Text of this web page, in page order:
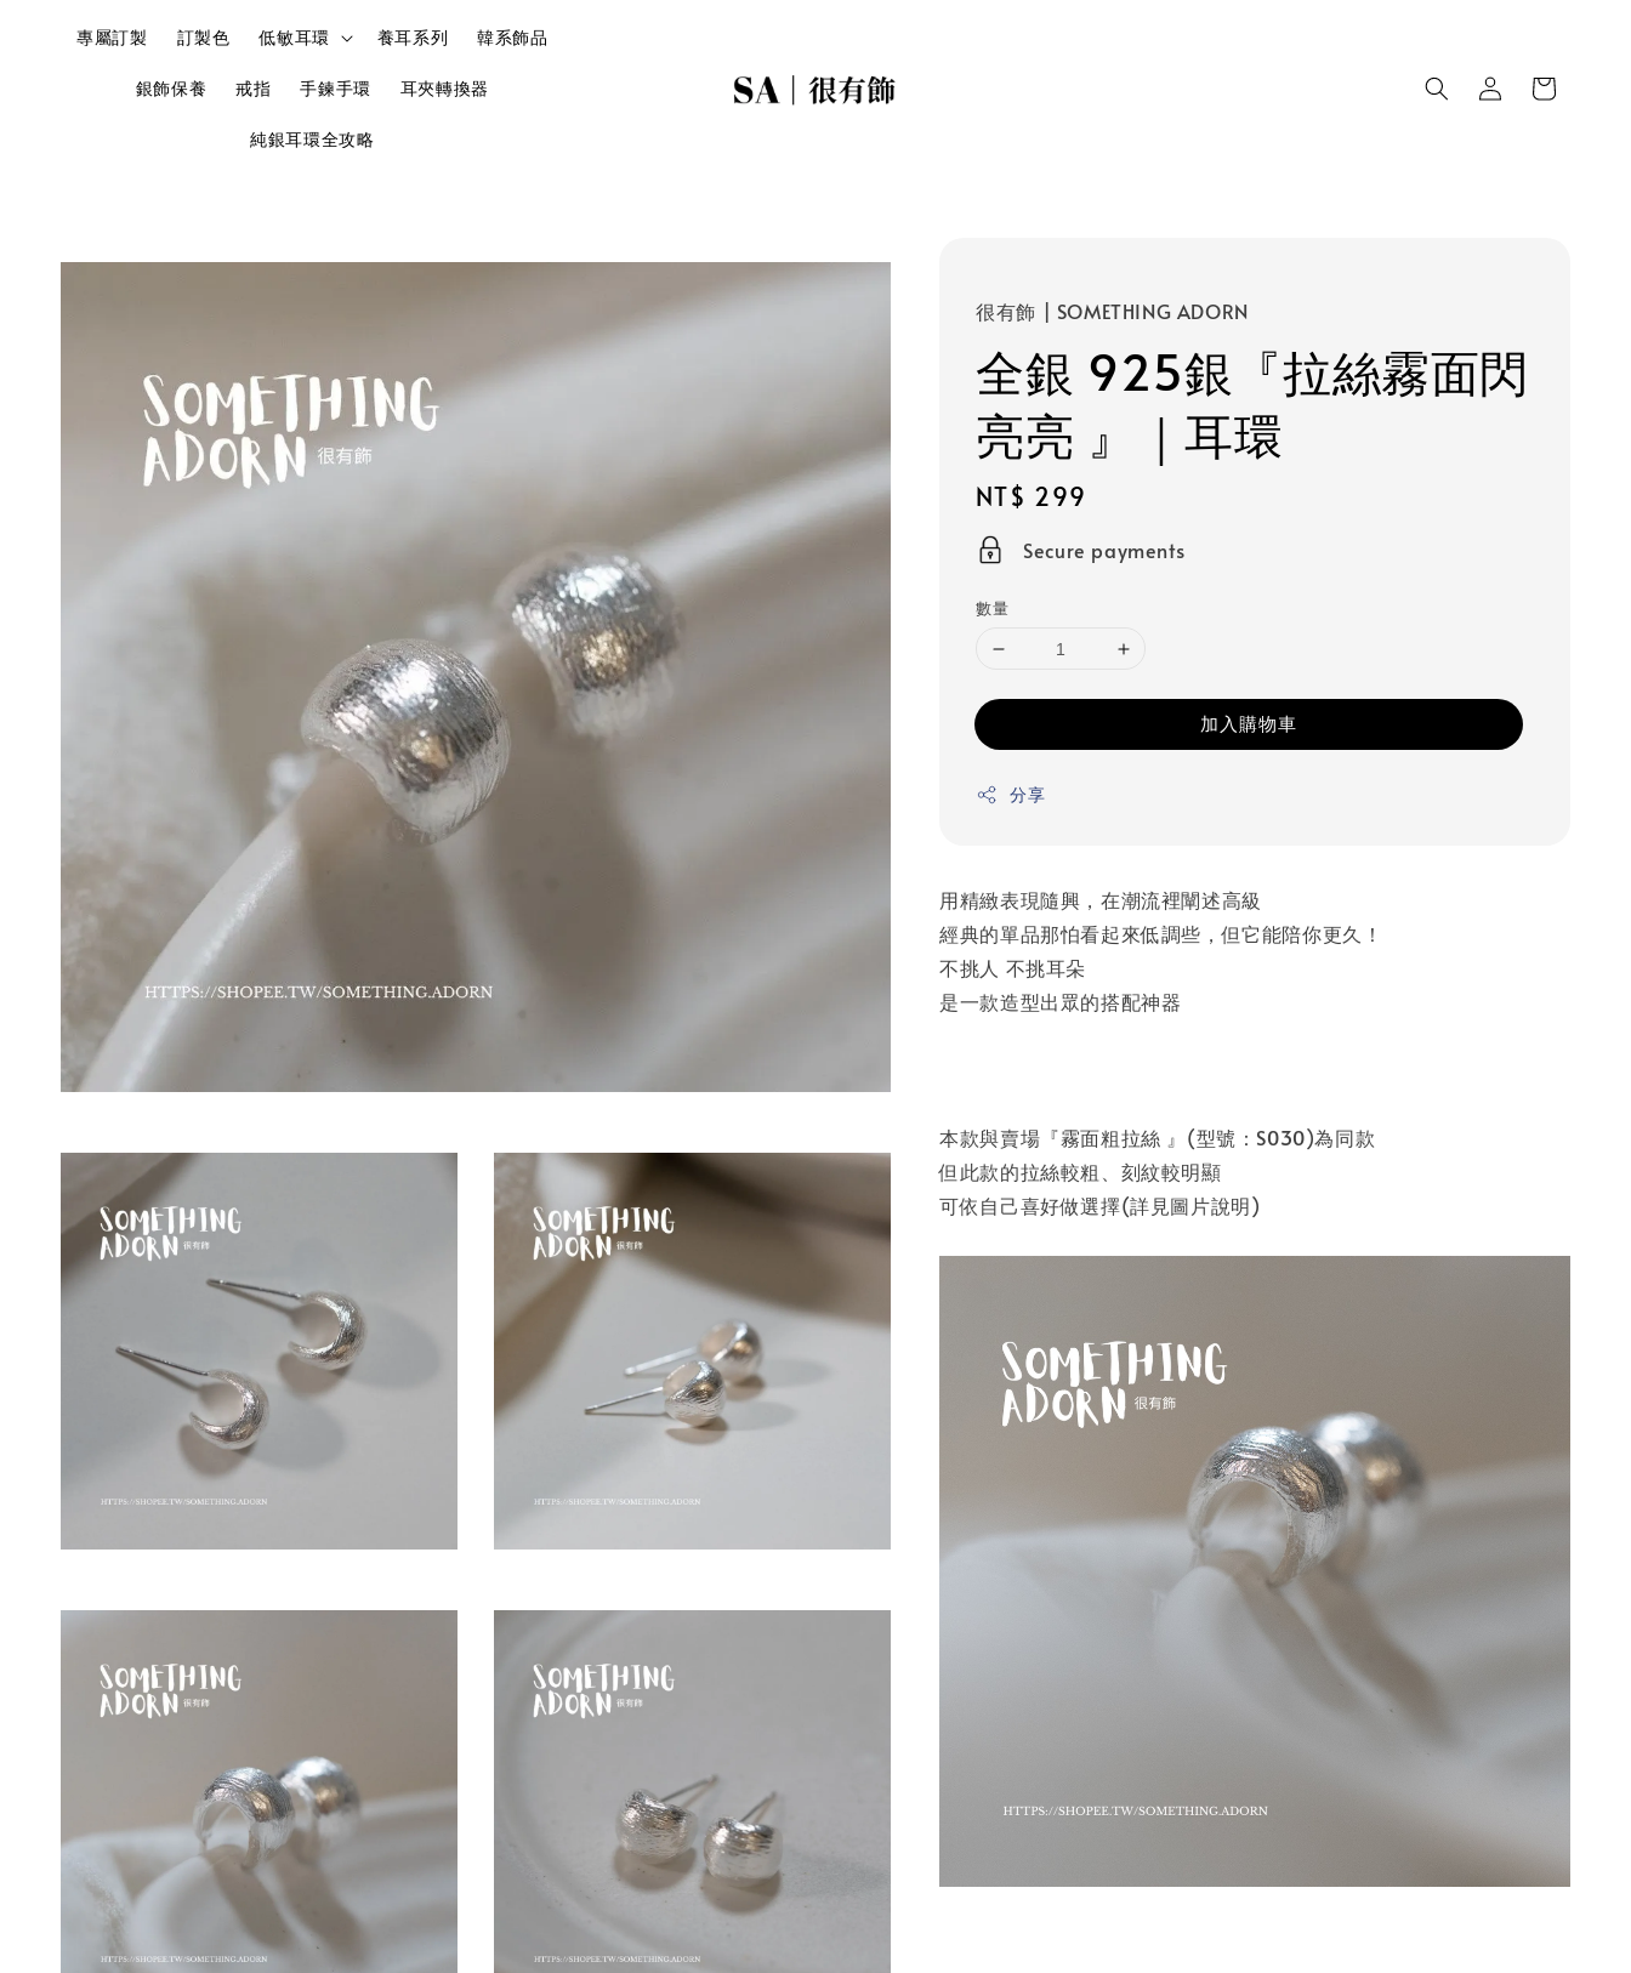
專屬訂製 訂製色 低敏耳環 養耳系列 韓系飾品
銀飾保養 戒指 手鍊手環 耳夾轉換器
純銀耳環全攻略
很有飾 | SOMETHING ADORN
全銀 925銀『拉絲霧面閃
亮亮 』｜耳環
Regular
price
NT$ 299
Secure payments
數量
加入購物車
分享
用精緻表現隨興，在潮流裡闡述高級
經典的單品那怕看起來低調些，但它能陪你更久！
不挑人 不挑耳朵
是一款造型出眾的搭配神器
本款與賣場『霧面粗拉絲 』(型號：S030)為同款
但此款的拉絲較粗、刻紋較明顯
可依自己喜好做選擇(詳見圖片說明)